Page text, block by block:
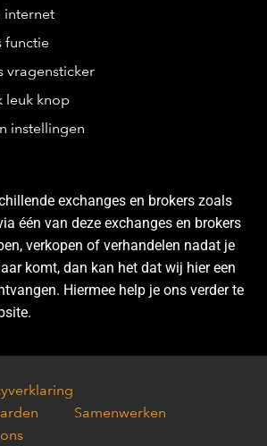
internet
functie
vragensticker
leuk knop
instellingen
exchanges en brokers zoals
één van deze exchanges en brokers
verkopen of verhandelen nadat je
komt, dan kan het dat wij hier een
Hiermee help je ons verder te
Samenwerken